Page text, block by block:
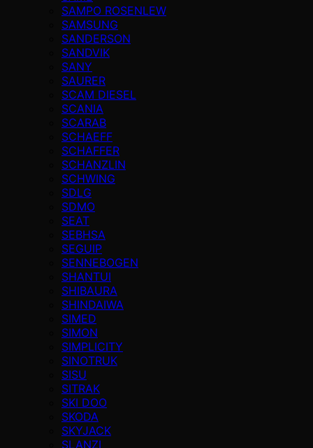
SAMPO ROSENLEW
SAMSUNG
SANDERSON
SANDVIK
SANY
SAURER
SCAM DIESEL
SCANIA
SCARAB
SCHAEFF
SCHAFFER
SCHANZLIN
SCHWING
SDLG
SDMO
SEAT
SEBHSA
SEGUIP
SENNEBOGEN
SHANTUI
SHIBAURA
SHINDAIWA
SIMED
SIMON
SIMPLICITY
SINOTRUK
SISU
SITRAK
SKI DOO
SKODA
SKYJACK
SLANZI